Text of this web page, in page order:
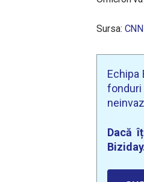
Sursa: CNN
fonduri
Dacă